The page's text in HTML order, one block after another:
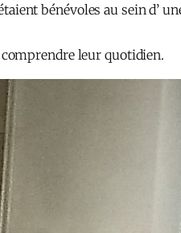
bénévoles au sein d’
leur quotidien.